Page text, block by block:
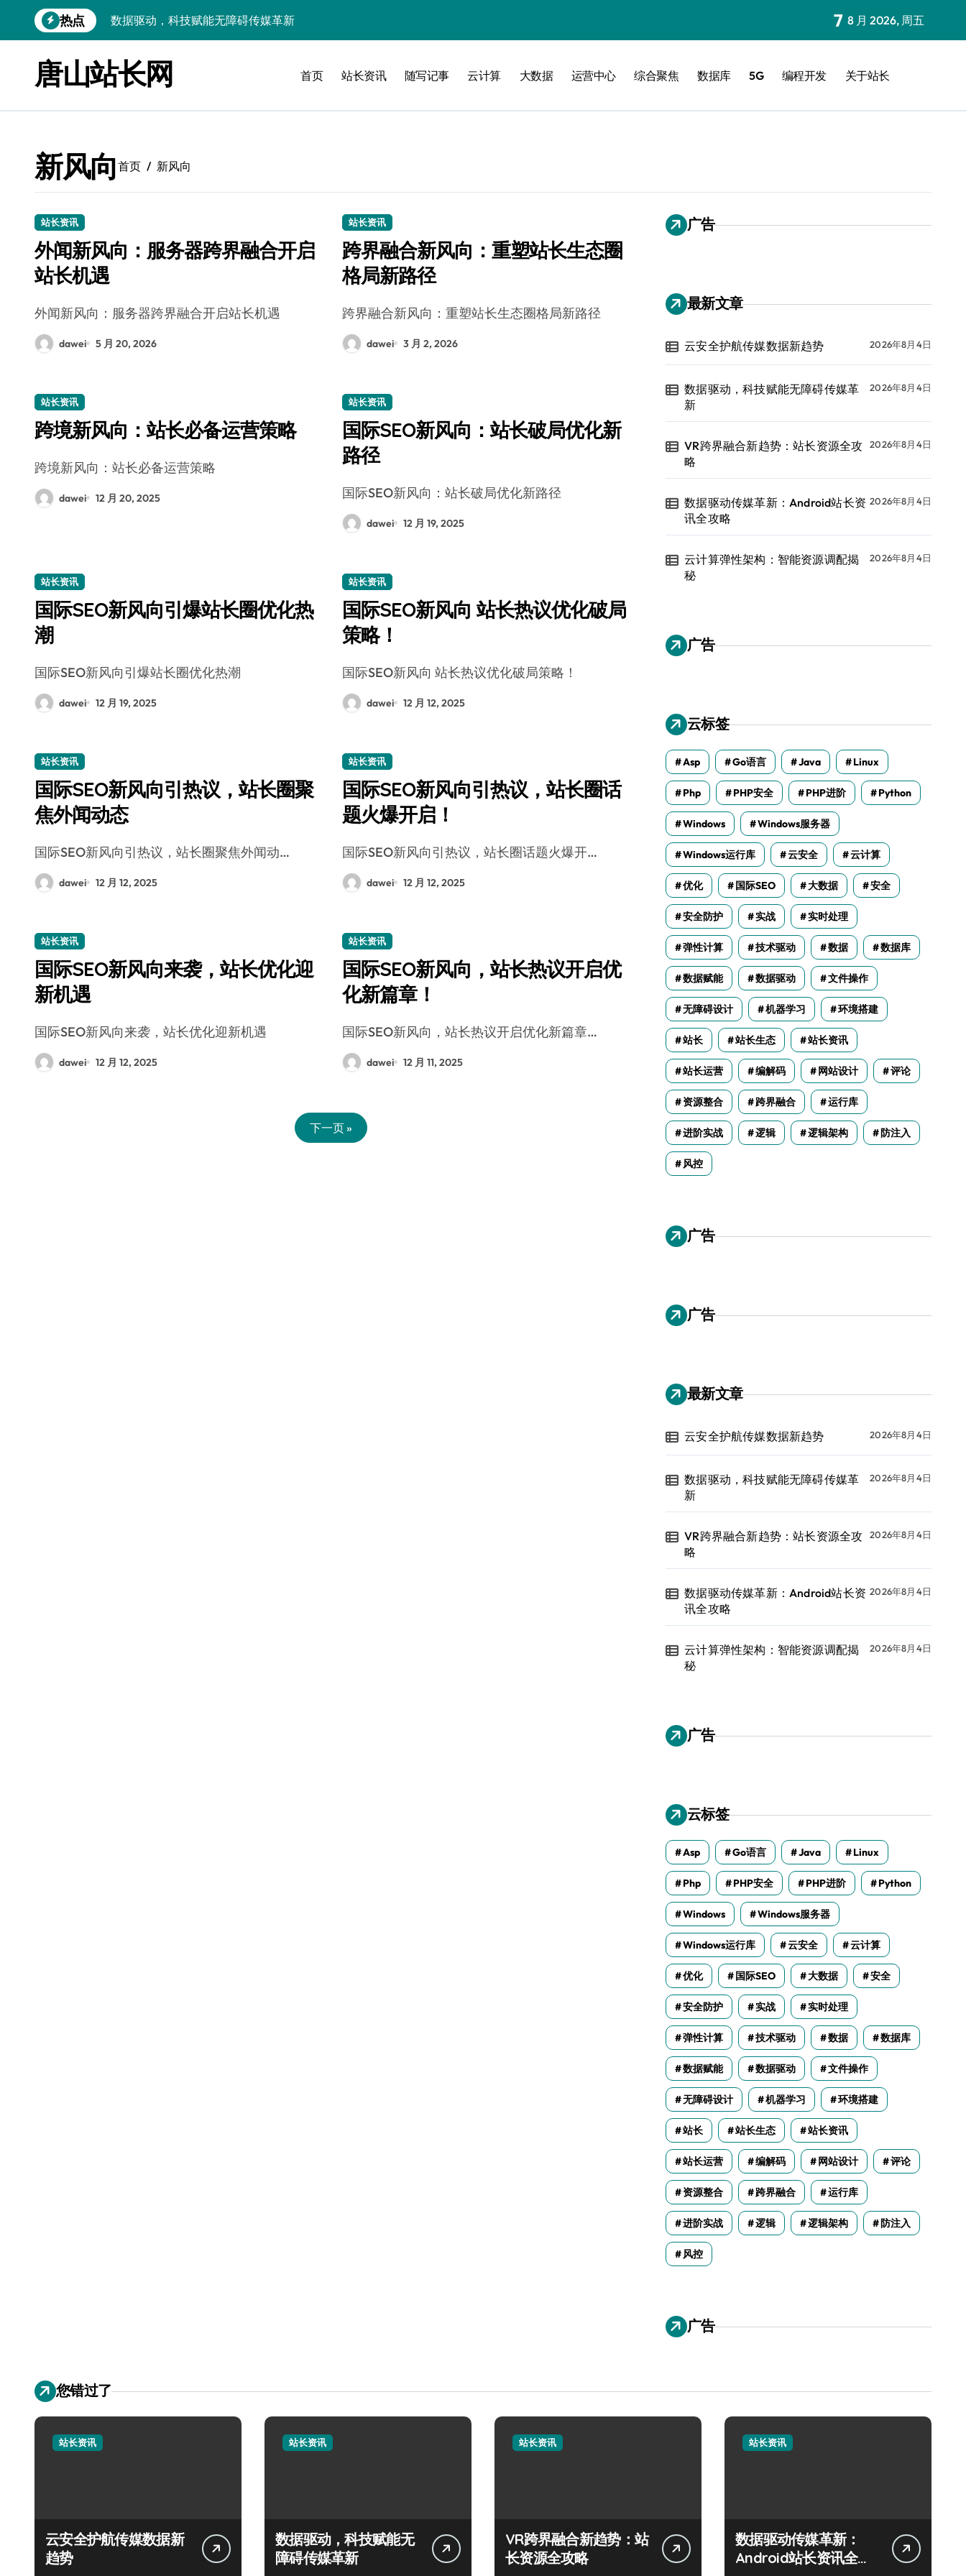
到
热点
数据驱动，科技赋能无障碍传媒革新
数据驱动传媒革新：Android站长资讯全攻略
云计算弹性架构：智能资源调配揭秘
弹性计算架构下云客户端优化实践
数据驱动下的传媒生态量子跃迁
数据驱动创新：科技赋能传媒增长
云安全护航传媒数据新趋势
7 8 月 2026, 周五
唐山站长网 首页 站长资讯 随写记事 云计算 大数据 运营中心 综合聚焦 数据库 5G 编程开发 关于站长
新风向首页 新风向
站长资讯
外闻新风向：服务器跨界融合开启
站长机遇
外闻新风向：服务器跨界融合开启站长机遇
dawei 5 月 20, 2026
站长资讯
跨界融合新风向：重塑站长生态圈
格局新路径
跨界融合新风向：重塑站长生态圈格局新路径
dawei 3 月 2, 2026
站长资讯
跨境新风向：站长必备运营策略
跨境新风向：站长必备运营策略
dawei 12 月 20, 2025
站长资讯
国际SEO新风向：站长破局优化新
路径
国际SEO新风向：站长破局优化新路径
dawei 12 月 19, 2025
站长资讯
国际SEO新风向引爆站长圈优化热
潮
国际SEO新风向引爆站长圈优化热潮
dawei 12 月 19, 2025
站长资讯
国际SEO新风向 站长热议优化破局
策略！
国际SEO新风向 站长热议优化破局策略！
dawei 12 月 12, 2025
站长资讯
国际SEO新风向引热议，站长圈聚
焦外闻动态
国际SEO新风向引热议，站长圈聚焦外闻动…
dawei 12 月 12, 2025
站长资讯
国际SEO新风向引热议，站长圈话
题火爆开启！
国际SEO新风向引热议，站长圈话题火爆开…
dawei 12 月 12, 2025
站长资讯
国际SEO新风向来袭，站长优化迎
新机遇
国际SEO新风向来袭，站长优化迎新机遇
dawei 12 月 12, 2025
站长资讯
国际SEO新风向，站长热议开启优
化新篇章！
国际SEO新风向，站长热议开启优化新篇章…
dawei 12 月 11, 2025
下一页 »
广告
最新文章
云安全护航传媒数据新趋势 2026年8月4日
数据驱动，科技赋能无障碍传媒革
新
2026年8月4日
VR跨界融合新趋势：站长资源全攻
略
2026年8月4日
数据驱动传媒革新：Android站长资
讯全攻略
2026年8月4日
云计算弹性架构：智能资源调配揭
秘
2026年8月4日
广告
云标签
Asp Go语言 Java Linux
Php PHP安全 PHP进阶 Python
Windows Windows服务器
Windows运行库 云安全 云计算
优化 国际SEO 大数据 安全
安全防护 实战 实时处理
弹性计算 技术驱动 数据 数据库
数据赋能 数据驱动 文件操作
无障碍设计 机器学习 环境搭建
站长 站长生态 站长资讯
站长运营 编解码 网站设计 评论
资源整合 跨界融合 运行库
进阶实战 逻辑 逻辑架构 防注入
风控
广告
广告
最新文章
云安全护航传媒数据新趋势 2026年8月4日
数据驱动，科技赋能无障碍传媒革
新
2026年8月4日
VR跨界融合新趋势：站长资源全攻
略
2026年8月4日
数据驱动传媒革新：Android站长资
讯全攻略
2026年8月4日
云计算弹性架构：智能资源调配揭
秘
2026年8月4日
广告
云标签
Asp Go语言 Java Linux
Php PHP安全 PHP进阶 Python
Windows Windows服务器
Windows运行库 云安全 云计算
优化 国际SEO 大数据 安全
安全防护 实战 实时处理
弹性计算 技术驱动 数据 数据库
数据赋能 数据驱动 文件操作
无障碍设计 机器学习 环境搭建
站长 站长生态 站长资讯
站长运营 编解码 网站设计 评论
资源整合 跨界融合 运行库
进阶实战 逻辑 逻辑架构 防注入
风控
广告
您错过了
站长资讯
云安全护航传媒数据新
趋势
站长资讯
数据驱动，科技赋能无
障碍传媒革新
站长资讯
VR跨界融合新趋势：站
长资源全攻略
站长资讯
数据驱动传媒革新：
Android站长资讯全攻